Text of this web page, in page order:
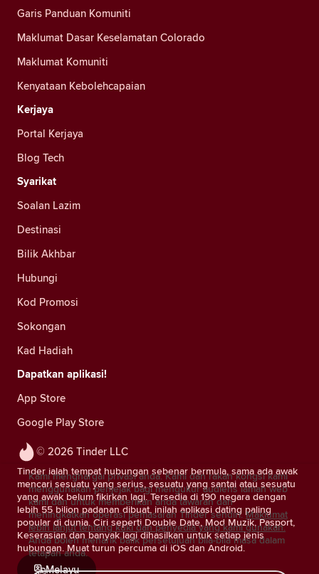
© 2026 Tinder LLC
Tinder ialah tempat hubungan sebenar bermula, sama ada awak
mencari sesuatu yang serius, sesuatu yang santai atau sesuatu
yang awak belum fikirkan lagi. Tersedia di 190 negara dengan
lebih 55 bilion padanan dibuat, inilah aplikasi dating paling
popular di dunia. Ciri seperti Double Date, Mod Muzik, Pasport,
Keserasian dan banyak lagi dihasilkan untuk setiap jenis
hubungan. Muat turun percuma di iOS dan Android.
Melayu
Garis Panduan Komuniti
Maklumat Dasar Keselamatan Colorado
Maklumat Komuniti
Kenyataan Kebolehcapaian
Kerjaya
Portal Kerjaya
Blog Tech
Syarikat
Soalan Lazim
Destinasi
Bilik Akhbar
Hubungi
Kod Promosi
Sokongan
Kad Hadiah
Dapatkan aplikasi!
App Store
Google Play Store
Kami menghargai privasi anda. Kami dan rakan kongsi kami
menggunakan penjejak bagi mengukur audiens laman web
kami dan untuk memberikan anda tawaran dan
meningkatkan operasi pemasaran Tinder sendiri. Maklumat
lebih lanjut tentang kuki dan penyedia yang kami gunakan.
Anda boleh menarik balik persetujuan bila-bila masa dalam
tetapan anda.